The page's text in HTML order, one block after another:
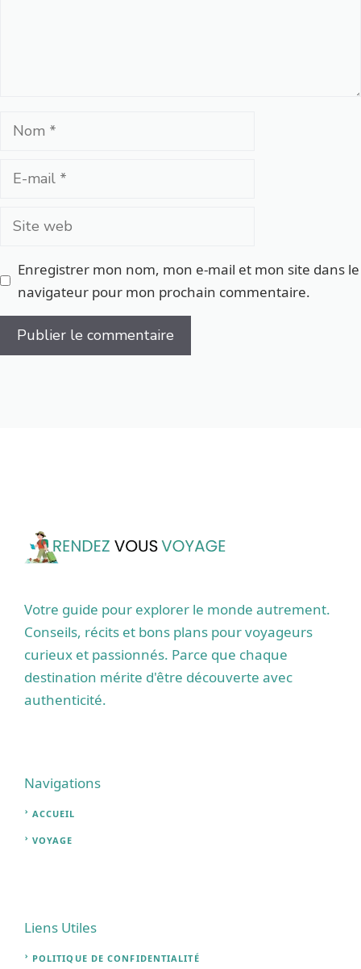
Nom
Site
Enregistrer mon nom, mon e-mail et mon site dans le
navigateur pour mon prochain commentaire.
Votre guide pour explorer le monde autrement.
Conseils, récits et bons plans pour voyageurs
curieux et passionnés. Parce que chaque
destination mérite d'être découverte avec
authenticité.
Navigations
ACCUEIL
VOYAGE
Liens Utiles
POLITIQUE DE CONFIDENTIALITÉ